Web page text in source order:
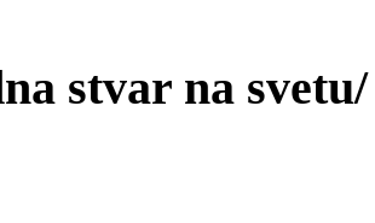
stvar na